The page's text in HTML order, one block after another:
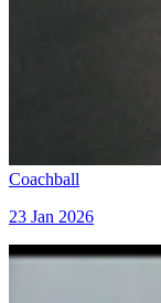
Coachball
23 Jan 2026